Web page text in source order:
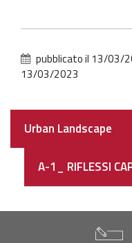
alle
dimensioni
pubblicato il 13/03/
13/03/2023
Navigazione
Urban Landscape
A-1_ RIFLESSI